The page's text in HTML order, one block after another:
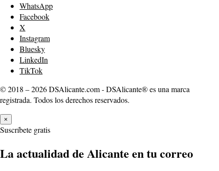
WhatsApp
Facebook
X
Instagram
Bluesky
LinkedIn
TikTok
© 2018 – 2026 DSAlicante.com - DSAlicante® es una marca
registrada. Todos los derechos reservados.
×
Suscríbete gratis
La actualidad de Alicante en tu correo